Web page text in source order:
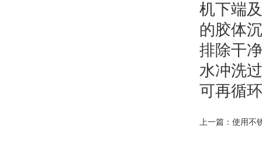
机下端
的胶体
排除干
水冲洗
可再循
上一篇： 使用不